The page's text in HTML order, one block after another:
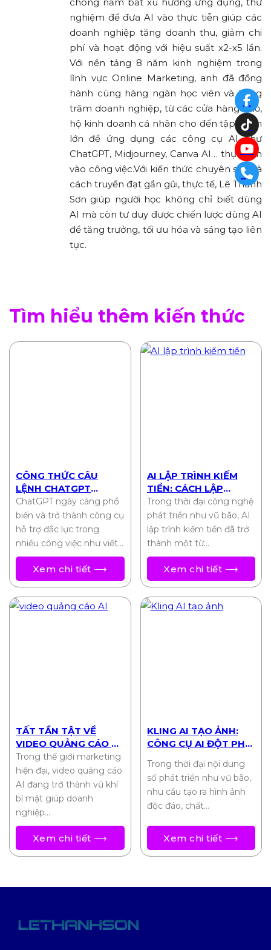
chóng nắm bắt xu hướng ứng dụng, thử
nghiệm để đưa AI vào thực tiễn giúp các
doanh nghiệp tăng doanh thu, giảm chi
phí và hoạt động với hiệu suất x2-x5 lần.
Với nền tảng 8 năm kinh nghiệm trong
lĩnh vực Online Marketing, anh đã đồng
hành cùng hàng ngàn học viên và hàng
trăm doanh nghiệp, từ các cửa hàng nhỏ,
hộ kinh doanh cá nhân cho đến tập đoàn
lớn để ứng dụng các công cụ AI như
ChatGPT, Midjourney, Canva AI… thực tiễn
vào công việc.Với kiến thức chuyên sâu và
cách truyền đạt gần gũi, thực tế, Lê Thanh
Sơn giúp người học không chỉ biết dùng
AI mà còn tư duy được chiến lược dùng AI
để tăng trưởng, tối ưu hóa và sáng tạo liên
tục.
Tìm hiểu thêm kiến thức
CÔNG THỨC CÂU
LỆNH CHATGPT
CHUẨN NHẤT 2025
ChatGPT ngày càng phổ
biến và trở thành công cụ
hỗ trợ đắc lực trong
nhiều công việc như viết…
Xem chi tiết ⟶
AI LẬP TRÌNH KIẾM
TIỀN: CÁCH LẬP
TRÌNH VIÊN BIẾN Ý
TƯỞNG THÀNH THU
NHẬP THỤ ĐỘNG
Trong thời đại công nghệ
phát triển như vũ bão, AI
lập trình kiếm tiền đã trở
thành một từ…
Xem chi tiết ⟶
TẤT TẦN TẬT VỀ
VIDEO QUẢNG CÁO AI:
TỐI ƯU CHI PHÍ, TỐI
ĐA HIỆU QUẢ
Trong thế giới marketing
hiện đại, video quảng cáo
AI đang trở thành vũ khí
bí mật giúp doanh
nghiệp…
Xem chi tiết ⟶
KLING AI TẠO ẢNH:
CÔNG CỤ AI ĐỘT PHÁ
ẢNH 2025
Trong thời đại nội dung
số phát triển như vũ bão,
nhu cầu tạo ra hình ảnh
độc đáo, chất…
Xem chi tiết ⟶